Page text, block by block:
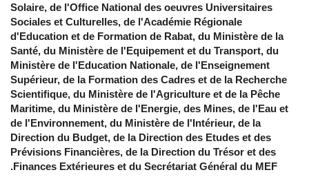
Solaire, de l'Office National des oeuvres Universitaires
Sociales et Culturelles, de l'Académie Régionale
d'Education et de Formation de Rabat, du Ministère de la
Santé, du Ministère de l'Equipement et du Transport, du
Ministère de l'Education Nationale, de l'Enseignement
Supérieur, de la Formation des Cadres et de la Recherche
Scientifique, du Ministère de l'Agriculture et de la Pêche
Maritime, du Ministère de l'Energie, des Mines, de l'Eau et
de l'Environnement, du Ministère de l'Intérieur, de la
Direction du Budget, de la Direction des Etudes et des
Prévisions Financières, de la Direction du Trésor et des
Finances Extérieures et du Secrétariat Général du MEF.